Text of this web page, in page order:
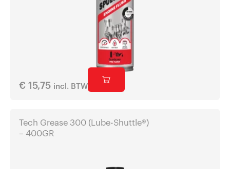
€ 15,75 incl. BTW
Tech Grease 300 (Lube-Shuttle®)
– 400GR